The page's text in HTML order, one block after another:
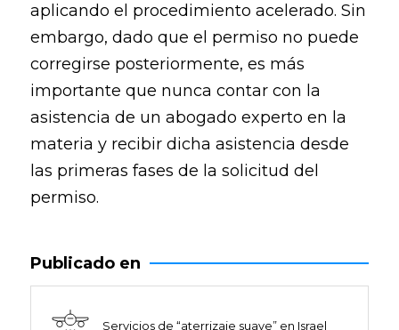
aplicando el procedimiento acelerado. Sin
embargo, dado que el permiso no puede
corregirse posteriormente, es más
importante que nunca contar con la
asistencia de un abogado experto en la
materia y recibir dicha asistencia desde
las primeras fases de la solicitud del
permiso.
Publicado en
Servicios de “aterrizaje suave” en Israel